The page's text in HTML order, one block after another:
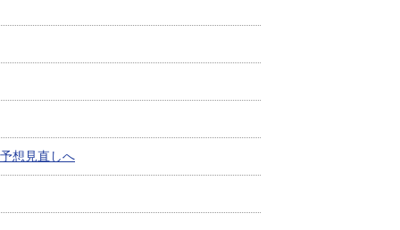
想見直しへ